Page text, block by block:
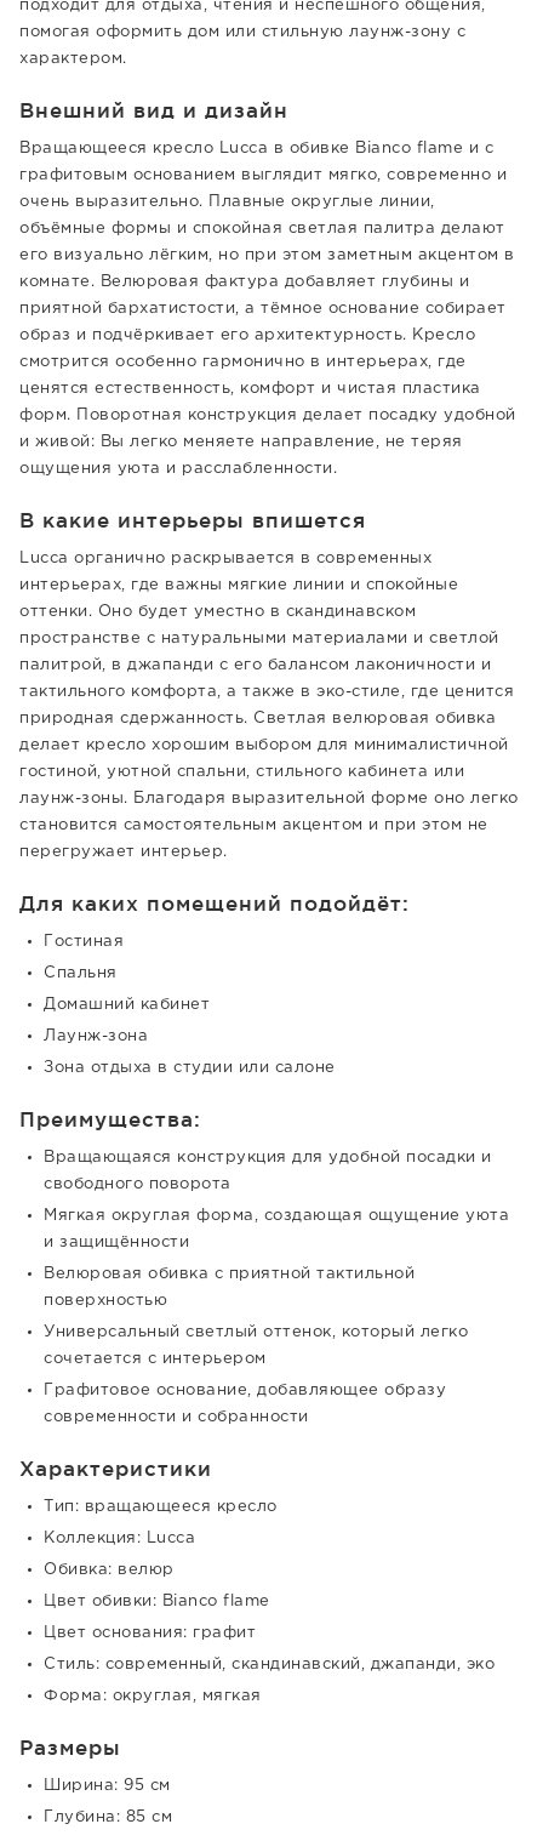
подходит для отдыха, чтения и неспешного общения,
помогая оформить дом или стильную лаунж-зону с
характером.
Внешний вид и дизайн
Вращающееся кресло Lucca в обивке Bianco flame и с
графитовым основанием выглядит мягко, современно и
очень выразительно. Плавные округлые линии,
объёмные формы и спокойная светлая палитра делают
его визуально лёгким, но при этом заметным акцентом в
комнате. Велюровая фактура добавляет глубины и
приятной бархатистости, а тёмное основание собирает
образ и подчёркивает его архитектурность. Кресло
смотрится особенно гармонично в интерьерах, где
ценятся естественность, комфорт и чистая пластика
форм. Поворотная конструкция делает посадку удобной
и живой: Вы легко меняете направление, не теряя
ощущения уюта и расслабленности.
В какие интерьеры впишется
Lucca органично раскрывается в современных
интерьерах, где важны мягкие линии и спокойные
оттенки. Оно будет уместно в скандинавском
пространстве с натуральными материалами и светлой
палитрой, в джапанди с его балансом лаконичности и
тактильного комфорта, а также в эко-стиле, где ценится
природная сдержанность. Светлая велюровая обивка
делает кресло хорошим выбором для минималистичной
гостиной, уютной спальни, стильного кабинета или
лаунж-зоны. Благодаря выразительной форме оно легко
становится самостоятельным акцентом и при этом не
перегружает интерьер.
Для каких помещений подойдёт:
Гостиная
Спальня
Домашний кабинет
Лаунж-зона
Зона отдыха в студии или салоне
Преимущества:
Вращающаяся конструкция для удобной посадки и
свободного поворота
Мягкая округлая форма, создающая ощущение уюта
и защищённости
Велюровая обивка с приятной тактильной
поверхностью
Универсальный светлый оттенок, который легко
сочетается с интерьером
Графитовое основание, добавляющее образу
современности и собранности
Характеристики
Тип: вращающееся кресло
Коллекция: Lucca
Обивка: велюр
Цвет обивки: Bianco flame
Цвет основания: графит
Стиль: современный, скандинавский, джапанди, эко
Форма: округлая, мягкая
Размеры
Ширина: 95 см
Глубина: 85 см